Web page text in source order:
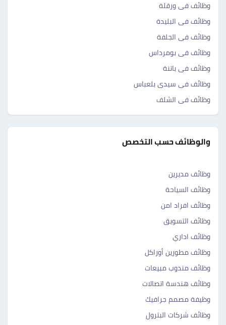
وظائف فى ورقلة
وظائف فى البليدة
وظائف فى الجلفة
وظائف فى بومرداس
وظائف فى باتنة
وظائف فى سيدى بلعباس
وظائف فى الشلف
والوظائف حسب التخصص
وظائف مديرين
وظائف السياحة
وظائف افراد امن
وظائف التسويق
وظائف اداري
وظائف مطورين أوراكل
وظائف مندوب مبيعات
وظائف هندسة اتصالات
وظيفة مصمم جرافيك
وظائف شركات البترول